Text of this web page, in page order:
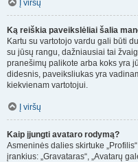
Į viršų
Ką reiškia paveikslėliai šalia
Kartu su vartotojo vardu gali būti
su jūsų rangu, dažniausiai tai
pranešimų palikote arba koks yra
didesnis, paveiksliukas yra
kiekvienam vartotojui.
Į viršų
Kaip įjungti avataro rodymą?
Asmeninės dalies skirtuke
įrankius: „Gravataras“, „Avatarų